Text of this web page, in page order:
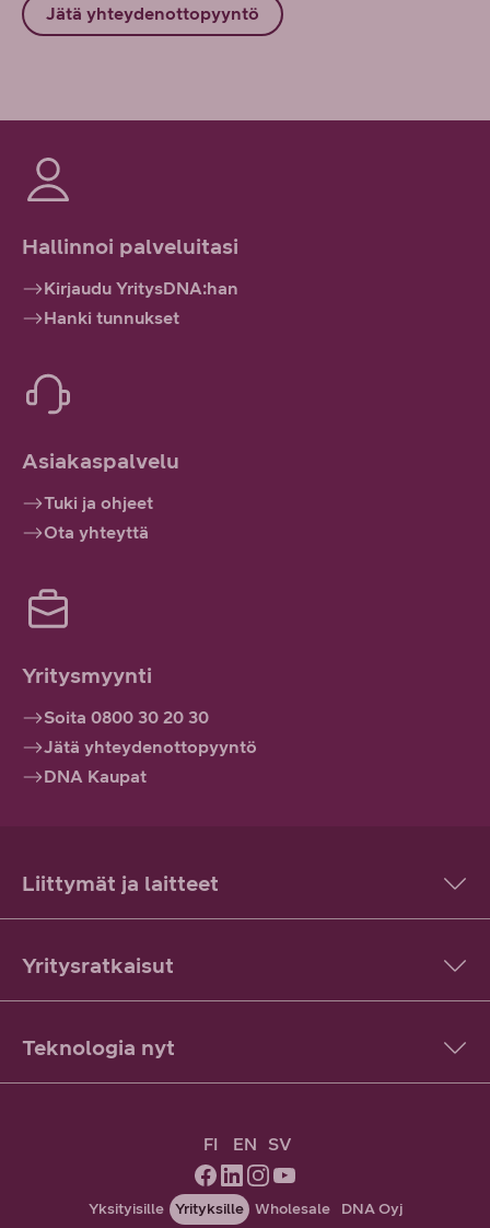
Jätä yhteydenottopyyntö
Hallinnoi palveluitasi
Kirjaudu YritysDNA:han
Hanki tunnukset
Asiakaspalvelu
Tuki ja ohjeet
Ota yhteyttä
Yritysmyynti
Soita 0800 30 20 30
Jätä yhteydenottopyyntö
DNA Kaupat
Liittymät ja laitteet
Yritysratkaisut
Teknologia nyt
FI EN SV
Yksityisille Yrityksille Wholesale
DNA Oyj